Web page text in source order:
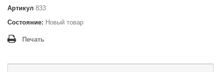
Артикул 833
Состояние: Новый товар
Печать